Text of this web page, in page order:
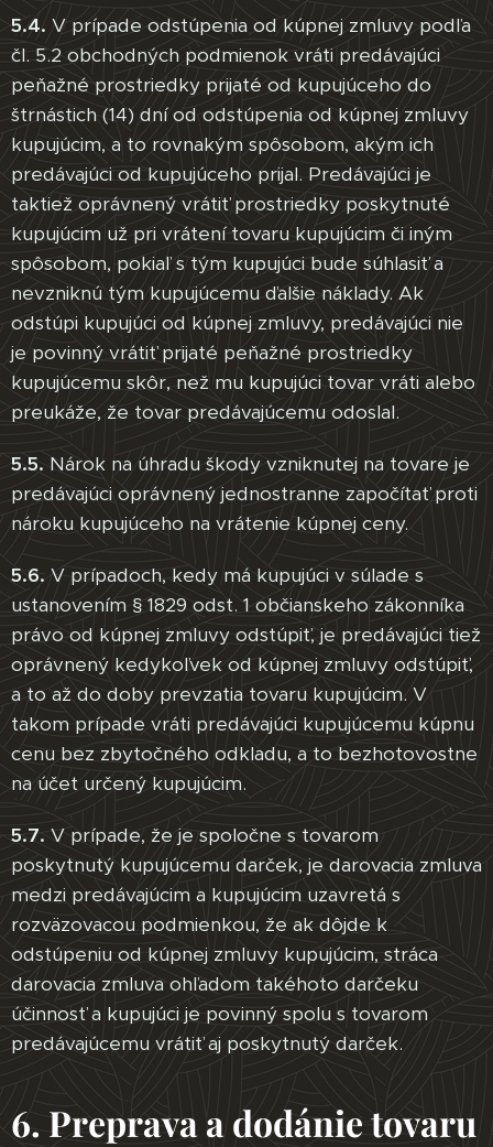
5.4. V prípade odstúpenia od kúpnej zmluvy podľa
čl. 5.2 obchodných podmienok vráti predávajúci
peňažné prostriedky prijaté od kupujúceho do
štrnástich (14) dní od odstúpenia od kúpnej zmluvy
kupujúcim, a to rovnakým spôsobom, akým ich
predávajúci od kupujúceho prijal. Predávajúci je
taktiež oprávnený vrátiť prostriedky poskytnuté
kupujúcim už pri vrátení tovaru kupujúcim či iným
spôsobom, pokiaľ s tým kupujúci bude súhlasiť a
nevzniknú tým kupujúcemu ďalšie náklady. Ak
odstúpi kupujúci od kúpnej zmluvy, predávajúci nie
je povinný vrátiť prijaté peňažné prostriedky
kupujúcemu skôr, než mu kupujúci tovar vráti alebo
preukáže, že tovar predávajúcemu odoslal.
5.5. Nárok na úhradu škody vzniknutej na tovare je
predávajúci oprávnený jednostranne započítať proti
nároku kupujúceho na vrátenie kúpnej ceny.
5.6. V prípadoch, kedy má kupujúci v súlade s
ustanovením § 1829 odst. 1 občianskeho zákonníka
právo od kúpnej zmluvy odstúpiť, je predávajúci tiež
oprávnený kedykoľvek od kúpnej zmluvy odstúpiť,
a to až do doby prevzatia tovaru kupujúcim. V
takom prípade vráti predávajúci kupujúcemu kúpnu
cenu bez zbytočného odkladu, a to bezhotovostne
na účet určený kupujúcim.
5.7. V prípade, že je spoločne s tovarom
poskytnutý kupujúcemu darček, je darovacia zmluva
medzi predávajúcim a kupujúcim uzavretá s
rozväzovacou podmienkou, že ak dôjde k
odstúpeniu od kúpnej zmluvy kupujúcim, stráca
darovacia zmluva ohľadom takéhoto darčeku
účinnosť a kupujúci je povinný spolu s tovarom
predávajúcemu vrátiť aj poskytnutý darček.
6. Preprava a dodánie tovaru